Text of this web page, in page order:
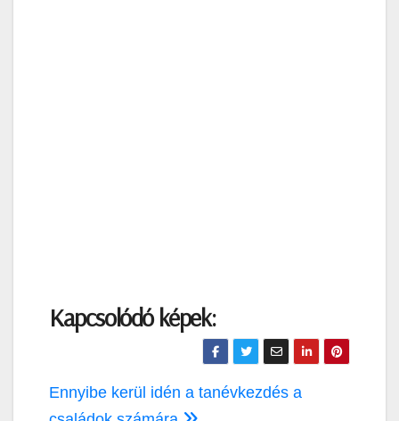
Kapcsolódó képek:
Bejegyzés
Ennyibe kerül idén a tanévkezdés a